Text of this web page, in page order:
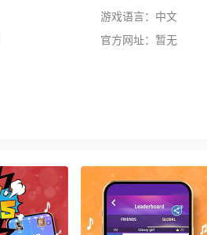
游戏语言：中文
官方网址：暂无